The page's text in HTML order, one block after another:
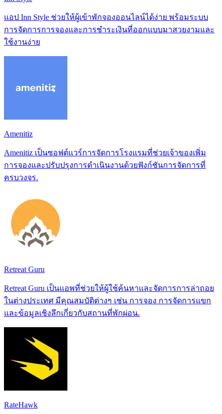
แอป Inn Style ช่วยให้ผู้เข้าพักจองออนไลน์ได้ง่าย พร้อมระบบ
การจัดการการจองและการชำระเงินที่ออกแบบมาสวยงามและ
ใช้งานง่าย
Amenitiz
Amenitiz เป็นซอฟต์แวร์การจัดการโรงแรมที่ช่วยเจ้าของเพิ่ม
การจองและปรับปรุงการดำเนินงานด้วยฟังก์ชันการจัดการที่
ครบวงจร.
Retreat Guru
Retreat Guru เป็นแอพที่ช่วยให้ผู้ใช้ค้นหาและจัดการการล่าถอย
ในต่างประเทศ มีคุณสมบัติต่างๆ เช่น การจอง การจัดการแขก
และข้อมูลเชิงลึกเกี่ยวกับสถานที่พักผ่อน.
RateHawk